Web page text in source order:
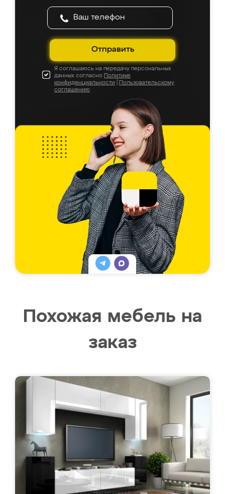
Отправить
Я соглашаюсь на передачу персональных
данных согласно Политике
конфиденциальности
Пользовательскому
соглашению
Похожая мебель на
заказ